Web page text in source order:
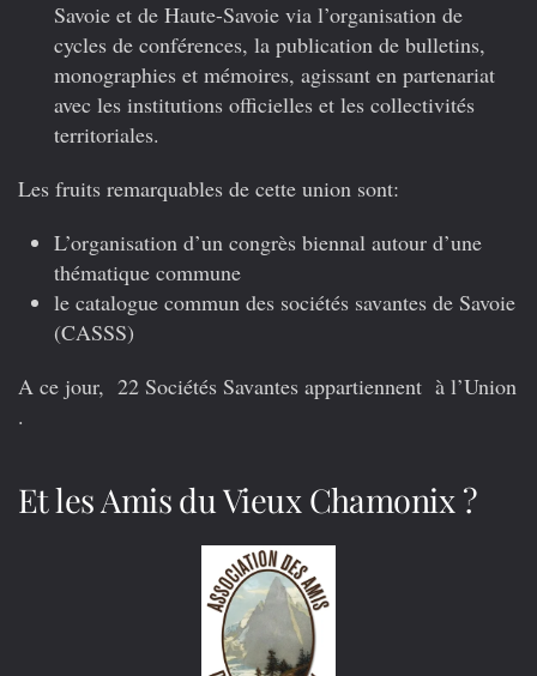
Savoie et de Haute-Savoie via l’organisation de
cycles de conférences, la publication de bulletins,
monographies et mémoires, agissant en partenariat
avec les institutions officielles et les collectivités
territoriales.
Les fruits remarquables de cette union sont:
L’organisation d’un congrès biennal autour d’une
thématique commune
le catalogue commun des sociétés savantes de Savoie
(CASSS)
A ce jour, 22 Sociétés Savantes appartiennent à l’Union
.
Et les Amis du Vieux Chamonix ?